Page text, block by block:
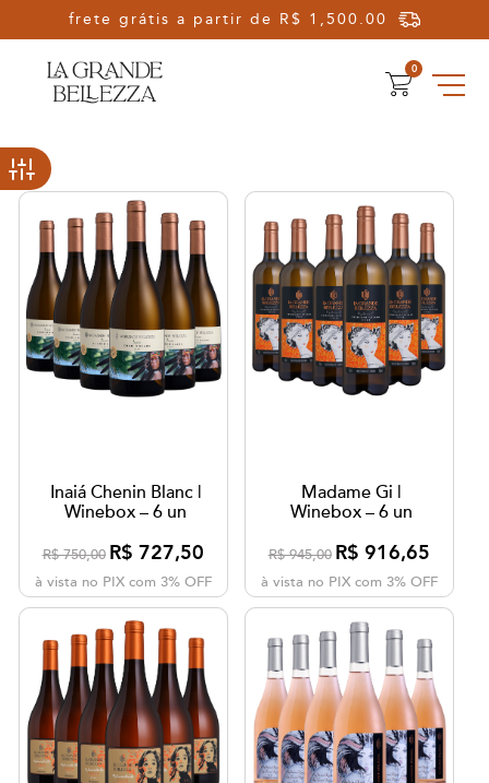
Olá, Seja Bem-vindo!
0
Inaiá Chenin Blanc |
Winebox – 6 un
R$ 750,00 R$ 727,50
à vista no PIX com 3% OFF
Madame Gi |
Winebox – 6 un
R$ 945,00 R$ 916,65
à vista no PIX com 3% OFF